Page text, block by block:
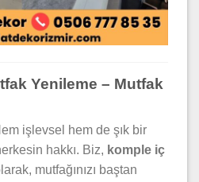
Yenileme – Mutfak
işlevsel hem de şık bir
hakkı. Biz, komple iç
mutfağınızı baştan